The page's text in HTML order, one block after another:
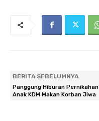
BERITA SEBELUMNYA
Panggung Hiburan Pernikahan
Anak KDM Makan Korban Jiwa